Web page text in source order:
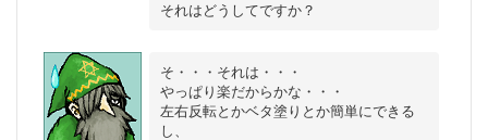
そ・・・それは・・・
やっぱり楽だからかな・・・
左右反転とかベタ塗りとか簡単にできる
し、